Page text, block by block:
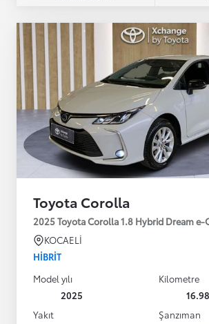
Toyota Corolla
2025 Toyota Corolla 1.8 Hybrid Dream e-
KOCAELİ
HIBRIT
Model yılı
2025
Kilometre
Yakıt
Şanzıman